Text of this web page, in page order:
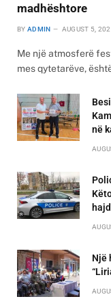
madhështore
BY ADMIN AUGUST 5,
Me një atmosferë
mes qytetarëve,
në
Një